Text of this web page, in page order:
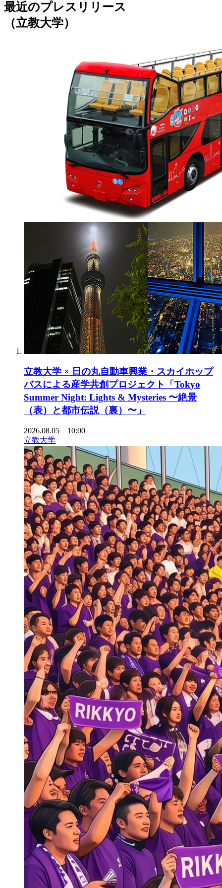
最近のプレスリリース
（立教大学）
立教大学 × 日の丸自動車興業・スカイホップ
バスによる産学共創プロジェクト「Tokyo
Summer Night: Lights & Mysteries 〜絶景
（表）と都市伝説（裏）〜」
2026.08.05 10:00
立教大学